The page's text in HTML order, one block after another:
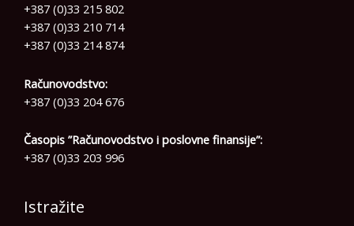
+387 (0)33 215 802
+387 (0)33 210 714
+387 (0)33 214 874
Računovodstvo:
+387 (0)33 204 676
Časopis ”Računovodstvo i poslovne finansije”:
+387 (0)33 203 996
Istražite